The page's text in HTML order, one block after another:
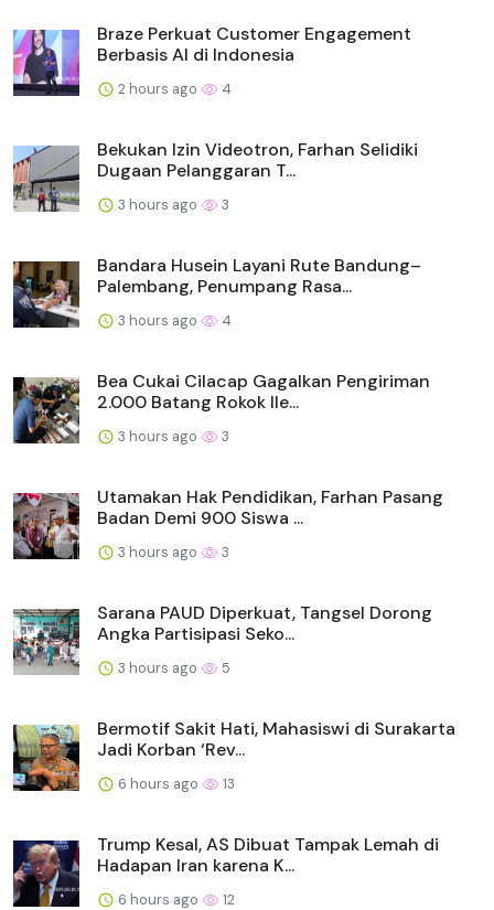
Braze Perkuat Customer Engagement
Berbasis AI di Indonesia
2 hours ago 4
Bekukan Izin Videotron, Farhan Selidiki
Dugaan Pelanggaran T...
3 hours ago 3
Bandara Husein Layani Rute Bandung–
Palembang, Penumpang Rasa...
3 hours ago 4
Bea Cukai Cilacap Gagalkan Pengiriman
2.000 Batang Rokok Ile...
3 hours ago 3
Utamakan Hak Pendidikan, Farhan Pasang
Badan Demi 900 Siswa ...
3 hours ago 3
Sarana PAUD Diperkuat, Tangsel Dorong
Angka Partisipasi Seko...
3 hours ago 5
Bermotif Sakit Hati, Mahasiswi di Surakarta
Jadi Korban ‘Rev...
6 hours ago 13
Trump Kesal, AS Dibuat Tampak Lemah di
Hadapan Iran karena K...
6 hours ago 12